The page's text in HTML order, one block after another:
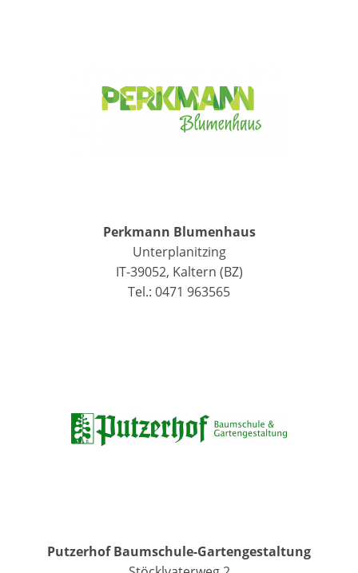
Perkmann Blumenhaus
Unterplanitzing
IT-39052, Kaltern (BZ)
Tel.: 0471 963565
Putzerhof Baumschule-Gartengestaltung